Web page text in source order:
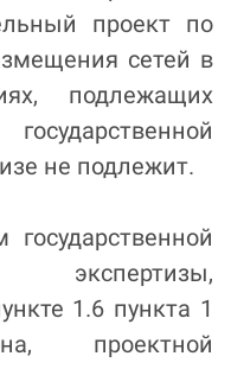
проект по
сетей в
подлежащих
не подлежит.
1.6 пункта 1
проектной